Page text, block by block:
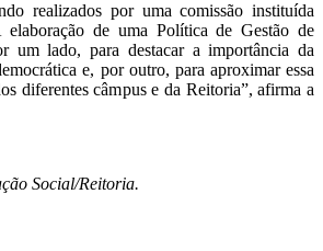
realizados por uma comissão instituída
de uma Política de Gestão de
um lado, para destacar a importância da
e, por outro, para aproximar essa
diferentes câmpus e da Reitoria”, afirma a
Social/Reitoria.